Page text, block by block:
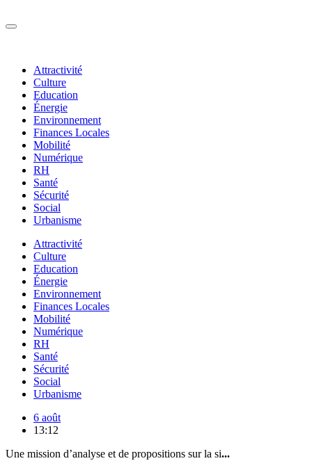
Attractivité
Culture
Education
Énergie
Environnement
Finances Locales
Mobilité
Numérique
RH
Santé
Sécurité
Social
Urbanisme
Attractivité
Culture
Education
Énergie
Environnement
Finances Locales
Mobilité
Numérique
RH
Santé
Sécurité
Social
Urbanisme
6 août
13:12
Une mission d’analyse et de propositions sur la si...